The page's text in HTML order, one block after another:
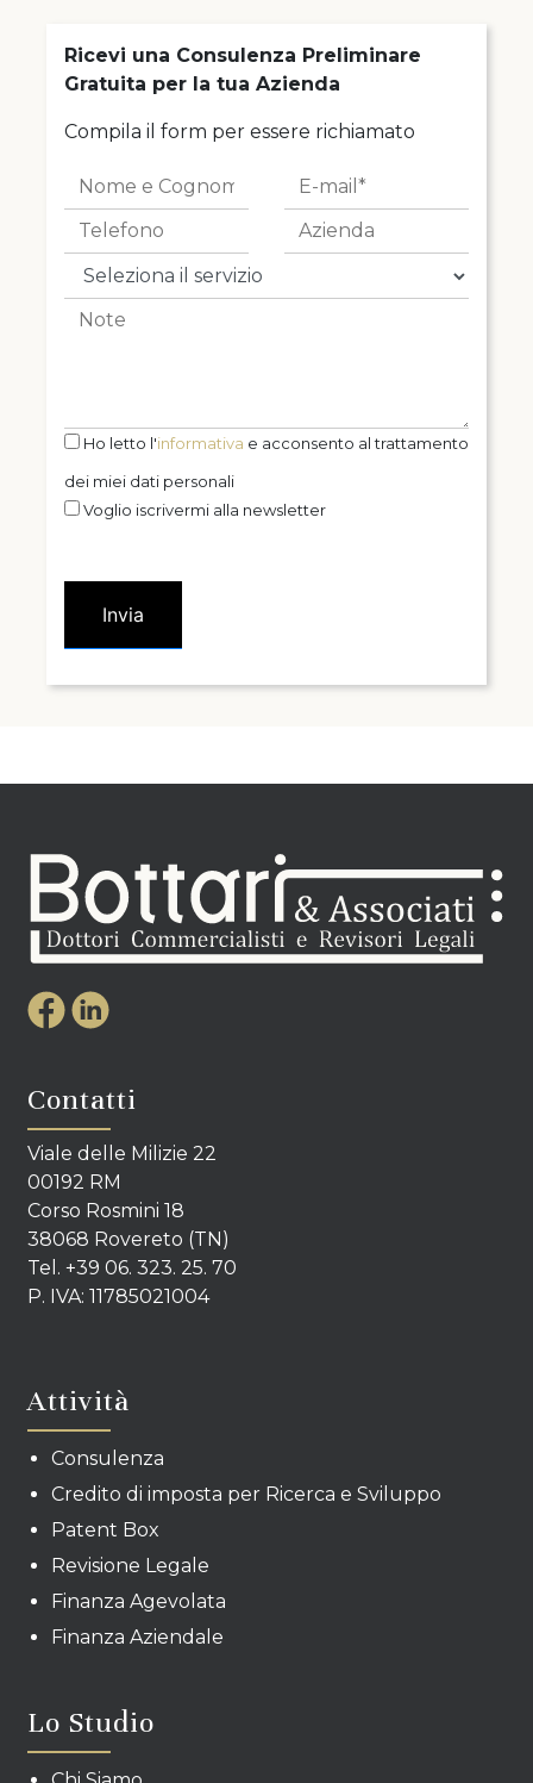
Ricevi una Consulenza Preliminare
Gratuita per la tua Azienda
Compila il form per essere richiamato
Ho letto l'informativa e acconsento al trattamento
dei miei dati personali
Voglio iscrivermi alla newsletter
Contatti
Viale delle Milizie 22
00192 RM
Corso Rosmini 18
38068 Rovereto (TN)
Tel. +39 06. 323. 25. 70
P. IVA: 11785021004
Attività
Consulenza
Credito di imposta per Ricerca e Sviluppo
Patent Box
Revisione Legale
Finanza Agevolata
Finanza Aziendale
Lo Studio